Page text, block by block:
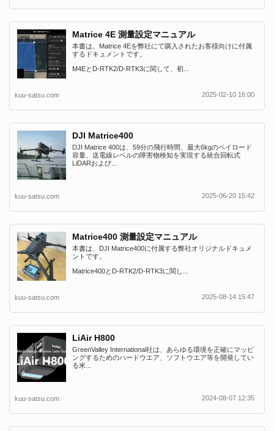
Matrice 4E 測量設定マニュアル
本書は、Matrice 4Eを弊社にて購入されたお客様向けに付属
するドキュメントです。
M4EとD-RTK2/D-RTK3に関して、初...
kuu-satsu.com 2025-02-10 16:00
DJI Matrice400
DJI Matrice 400は、59分の飛行時間、最大6kgのペイロード
容量、送電線レベルの障害物検知を実現する統合回転式
LiDARおよび...
kuu-satsu.com 2025-06-20 15:42
Matrice400 測量設定マニュアル
本書は、DJI Matrice400に付属する弊社オリジナルドキュメ
ントです。
Matrice400とD-RTK2/D-RTK3に関し...
kuu-satsu.com 2025-08-14 15:47
LiAir H800
GreenValley International社は、あらゆる環境を正確にマッピ
ングするためのハードウエア、ソフトウエア等を開発してい
る米...
kuu-satsu.com 2024-08-07 12:35